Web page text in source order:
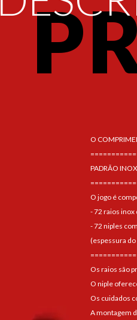
O
PADRÃO
O jogo é
- 72 raios
- 72 niples
(espessura
Os raios são
O niple
Os cuidados
A montagem